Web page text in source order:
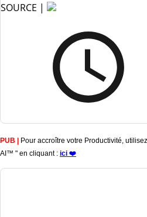
SOURCE |
PUB | Pour accroître votre Productivité,
AI™ " en cliquant : ici ❤️